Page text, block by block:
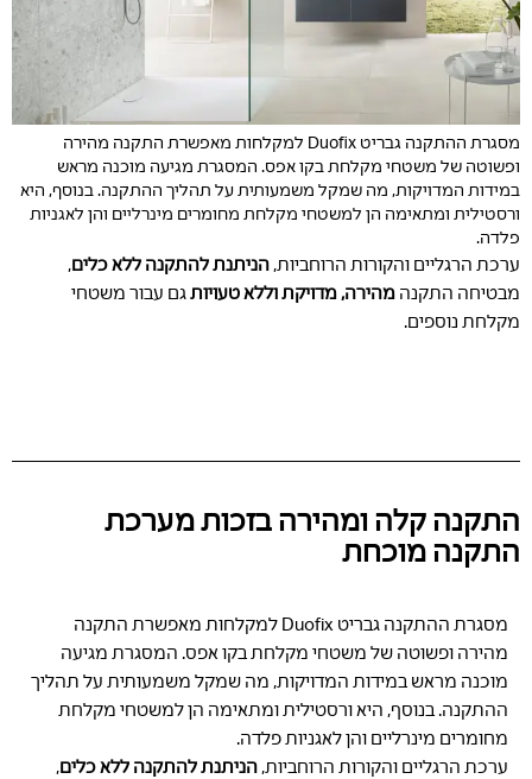
מסגרת ההתקנה גבריט Duofix למקלחות מאפשרת התקנה מהירה
ופשוטה של משטחי מקלחת בקו אפס. המסגרת מגיעה מוכנה מראש
במידות המדויקות, מה שמקל משמעותית על תהליך ההתקנה. בנוסף, היא
ורסטילית ומתאימה הן למשטחי מקלחת מחומרים מינרליים והן לאגניות
פלדה.
ערכת הרגליים והקורות הרוחביות, הניתנת להתקנה ללא כלים,
מבטיחה התקנה מהירה, מדויקת וללא טעויותגם עבור משטחי
מקלחת נוספים.
התקנה קלה ומהירה בזכות מערכת
התקנה מוכחת
מסגרת ההתקנה גבריט Duofix למקלחות מאפשרת התקנה
מהירה ופשוטה של משטחי מקלחת בקו אפס. המסגרת מגיעה
מוכנה מראש במידות המדויקות, מה שמקל משמעותית על תהליך
ההתקנה. בנוסף, היא ורסטילית ומתאימה הן למשטחי מקלחת
מחומרים מינרליים והן לאגניות פלדה.
ערכת הרגליים והקורות הרוחביות, הניתנת להתקנה ללא כלים,